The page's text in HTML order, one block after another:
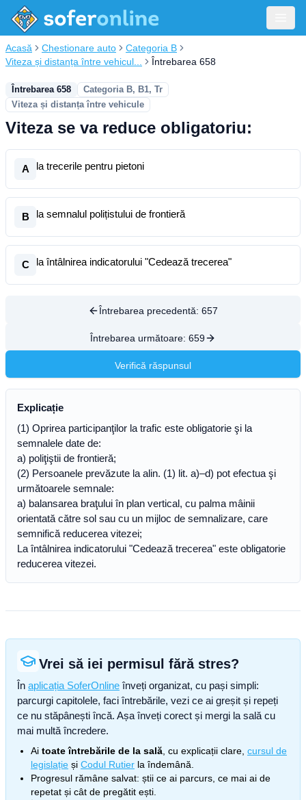
Acasă Chestionare auto
Categoria B
Viteza și distanța între vehicul...
Întrebarea 658
Întrebarea 658
Categoria B, B1, Tr
Viteza și distanța între vehicule
Viteza se va reduce obligatoriu:
A la trecerile pentru pietoni
B la semnalul polițistului de frontieră
C la întâlnirea indicatorului "Cedează trecerea"
Întrebarea precedentă: 657
Întrebarea următoare: 659
Verifică răspunsul
Explicație
(1) Oprirea participanţilor la trafic este obligatorie şi la
semnalele date de:
a) poliţiştii de frontieră;
(2) Persoanele prevăzute la alin. (1) lit. a)–d) pot efectua şi
următoarele semnale:
a) balansarea braţului în plan vertical, cu palma mâinii
orientată către sol sau cu un mijloc de semnalizare, care
semnifică reducerea vitezei;
La întâlnirea indicatorului "Cedează trecerea" este obligatorie
reducerea vitezei.
Vrei să iei permisul fără stres?
În aplicația SoferOnline înveți organizat, cu pași simpli:
parcurgi capitolele, faci întrebările, vezi ce ai greșit și repeți
ce nu stăpânești încă. Așa înveți corect și mergi la sală cu
mai multă încredere.
Ai toate întrebările de la sală , cu explicații clare, cursul de
legislație și Codul Rutier la îndemână.
Progresul rămâne salvat: știi ce ai parcurs, ce mai ai de
repetat și cât de pregătit ești.